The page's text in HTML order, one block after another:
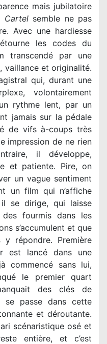
mais jubilatoire
Cartel semble ne pas
Avec une hardiesse
les codes du
transcendé par une
vaillance et originalité.
qui, durant une
volontairement
rythme lent, par un
jamais sur la pédale
de vifs à-coups très
impression de ne rien
il développe,
et patiente. Pire, on
un vague sentiment
un film qui n’affiche
se dirige, qui laisse
fourmis dans les
s’accumulent et que
répondre. Première
est lancé dans une
commencé sans lui,
le premier quart
des clés de
se passe dans cette
et déroutante.
scénaristique osé et
entière, et c’est